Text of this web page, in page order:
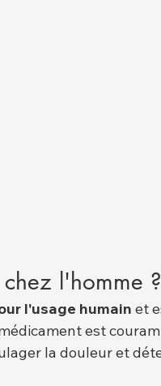
l'homme ?
l'usage humain et
est
la douleur et